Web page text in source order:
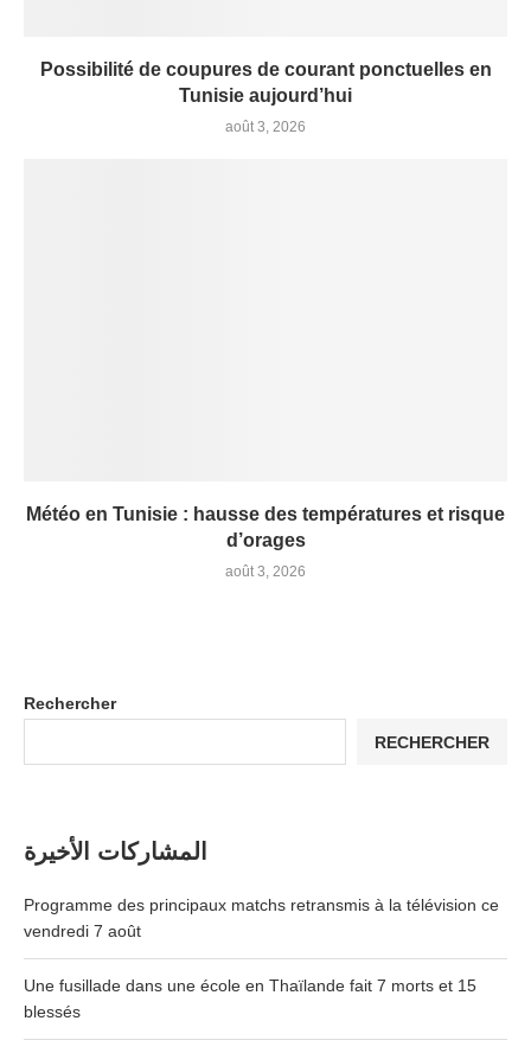
Possibilité de coupures de courant ponctuelles en
Tunisie aujourd’hui
août 3, 2026
Météo en Tunisie : hausse des températures et risque
d’orages
août 3, 2026
Rechercher
RECHERCHER
المشاركات الأخيرة
Programme des principaux matchs retransmis à la télévision ce
vendredi 7 août
Une fusillade dans une école en Thaïlande fait 7 morts et 15
blessés